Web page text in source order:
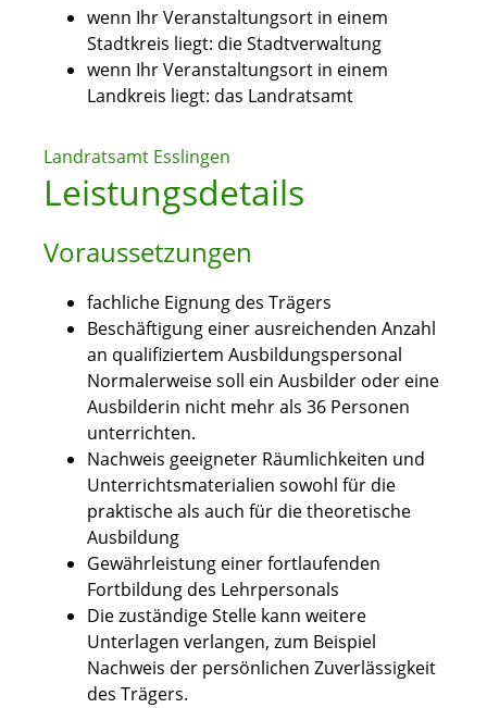
wenn Ihr Veranstaltungsort in einem
Stadtkreis liegt: die Stadtverwaltung
wenn Ihr Veranstaltungsort in einem
Landkreis liegt: das Landratsamt
Landratsamt Esslingen
Leistungsdetails
Voraussetzungen
fachliche Eignung des Trägers
Beschäftigung einer ausreichenden Anzahl
an qualifiziertem Ausbildungspersonal
Normalerweise soll ein Ausbilder oder eine
Ausbilderin nicht mehr als 36 Personen
unterrichten.
Nachweis geeigneter Räumlichkeiten und
Unterrichtsmaterialien sowohl für die
praktische als auch für die theoretische
Ausbildung
Gewährleistung einer fortlaufenden
Fortbildung des Lehrpersonals
Die zuständige Stelle kann weitere
Unterlagen verlangen, zum Beispiel
Nachweis der persönlichen Zuverlässigkeit
des Trägers.